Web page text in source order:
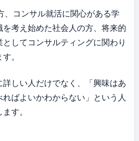
、コンサル就活に関心がある学
考え始めた社会人の方、将来的
してコンサルティングに関わり
。
しい人だけでなく、「興味はあ
ばよいかわからない」という人
す。